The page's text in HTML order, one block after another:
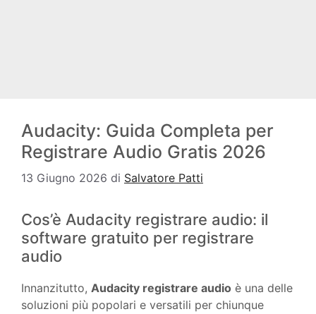
Audacity: Guida Completa per
Registrare Audio Gratis 2026
13 Giugno 2026 di Salvatore Patti
Cos’è Audacity registrare audio: il
software gratuito per registrare
audio
Innanzitutto, Audacity registrare audio è una delle
soluzioni più popolari e versatili per chiunque